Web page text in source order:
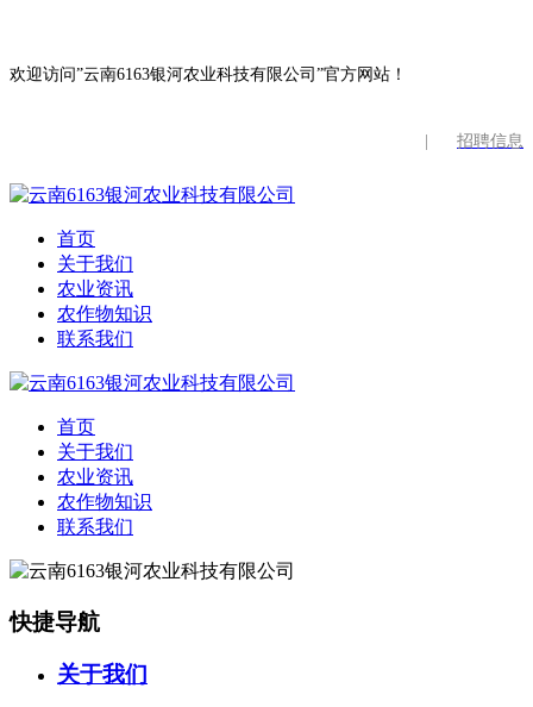
欢迎访问”云南6163银河农业科技有限公司”官方网站！
招聘信息
首页
关于我们
农业资讯
农作物知识
联系我们
首页
关于我们
农业资讯
农作物知识
联系我们
快捷导航
关于我们